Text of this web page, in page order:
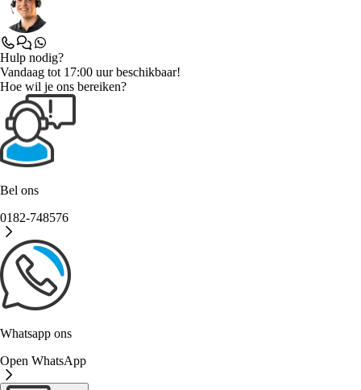
Hulp nodig?
Vandaag tot 17:00 uur beschikbaar!
Hoe wil je ons bereiken?
Bel ons
0182-748576
Whatsapp ons
Open WhatsApp